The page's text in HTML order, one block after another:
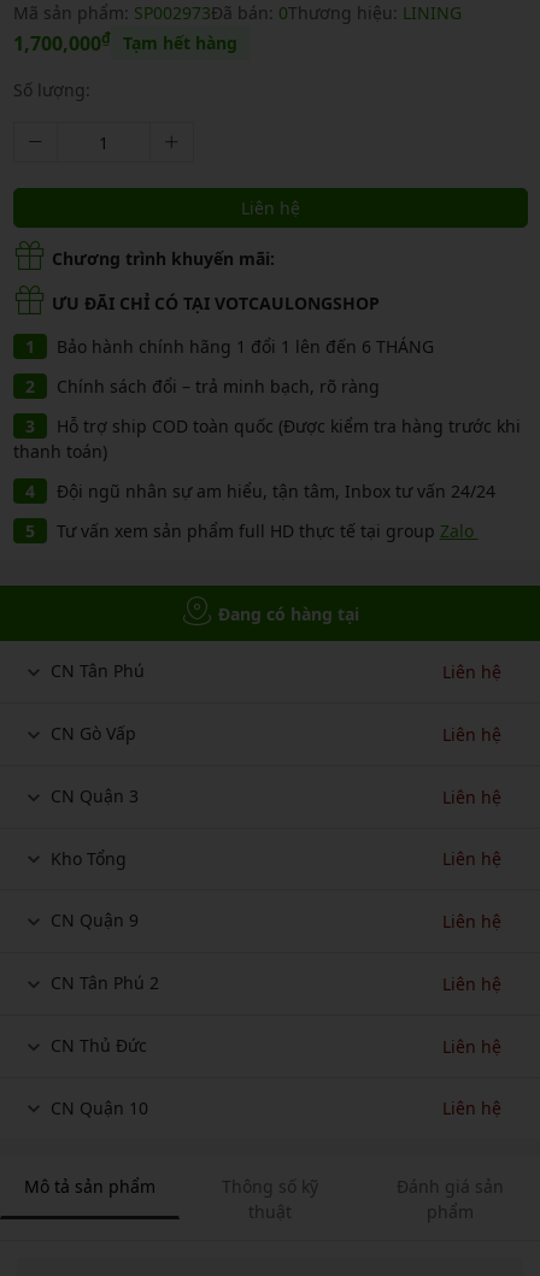
Mã sản phẩm: SP002973Đã bán: 0Thương hiệu: LINING
1,700,000₫ Tạm hết hàng
Số lượng:
Liên hệ
Chương trình khuyến mãi:
ƯU ĐÃI CHỈ CÓ TẠI VOTCAULONGSHOP
Bảo hành chính hãng 1 đổi 1 lên đến 6 THÁNG
Chính sách đổi – trả minh bạch, rõ ràng
Hỗ trợ ship COD toàn quốc (Được kiểm tra hàng trước khi
thanh toán)
Đội ngũ nhân sự am hiểu, tận tâm, Inbox tư vấn 24/24
Tư vấn xem sản phẩm full HD thực tế tại group Zalo
Đang có hàng tại
CN Tân Phú Liên hệ
CN Gò Vấp Liên hệ
CN Quận 3 Liên hệ
Kho Tổng Liên hệ
CN Quận 9 Liên hệ
CN Tân Phú 2 Liên hệ
CN Thủ Đức Liên hệ
CN Quận 10 Liên hệ
Mô tả sản phẩm
Thông số kỹ
thuật
Đánh giá sản
phẩm